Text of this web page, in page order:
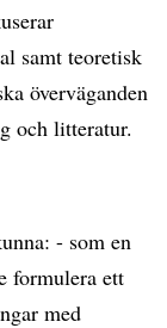
samt teoretisk
överväganden
och litteratur.
- som en
formulera ett
med